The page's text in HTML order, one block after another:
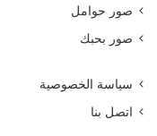
صور حوامل
صور بحبك
سياسة الخصوصية
اتصل بنا